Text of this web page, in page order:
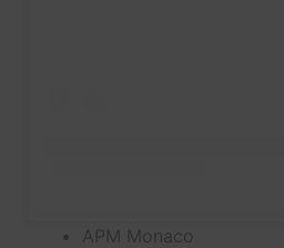
APM Monaco